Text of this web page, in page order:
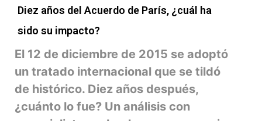
Diez años del Acuerdo de París, ¿cuál ha
sido su impacto?
El 12 de diciembre de 2015 se adoptó
un tratado internacional que se tildó
de histórico. Diez años después,
¿cuánto lo fue? Un análisis con